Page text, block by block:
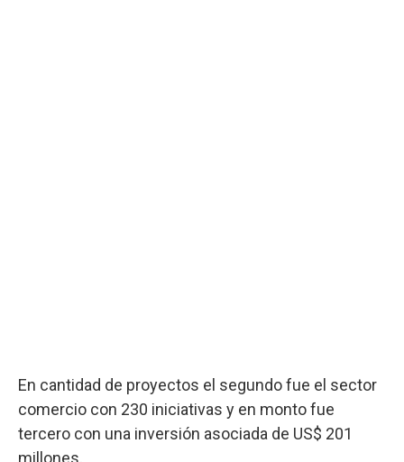
En cantidad de proyectos el segundo fue el sector
comercio con 230 iniciativas y en monto fue
tercero con una inversión asociada de US$ 201
millones.